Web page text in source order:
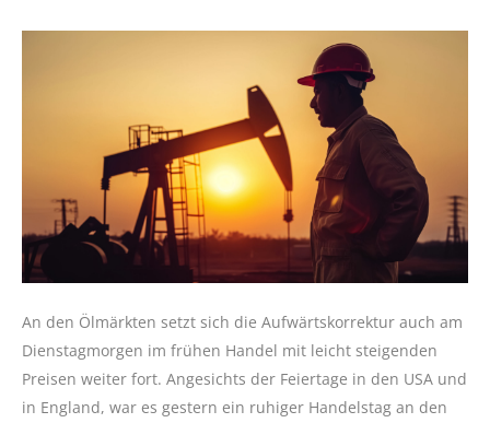
An den Ölmärkten setzt sich die Aufwärtskorrektur auch am
Dienstagmorgen im frühen Handel mit leicht steigenden
Preisen weiter fort. Angesichts der Feiertage in den USA und
in England, war es gestern ein ruhiger Handelstag an den